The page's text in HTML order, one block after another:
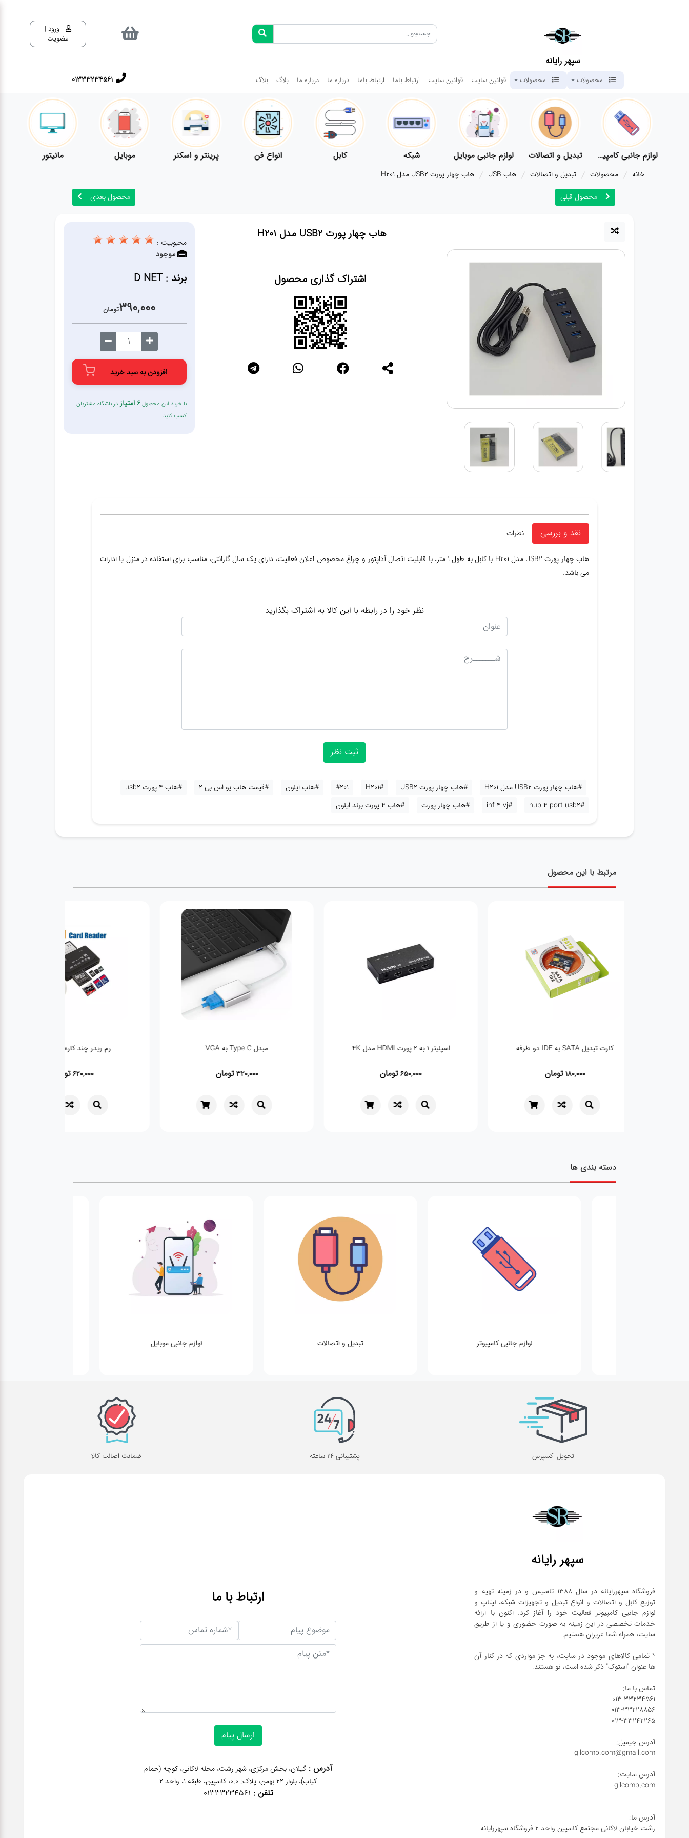
سپهر رایانه
ورود |
عضویت
محصولات محصولات قوانین سایت قوانین سایت ارتباط باما ارتباط باما درباره ما درباره ما بلاگ بلاگ 01333234561
لوازم جانبی کامپیوتر تبدیل و اتصالات لوازم جانبی موبایل شبکه کابل انواع فن پرینتر و اسکنر موبایل مانیتور
خانه محصولات تبدیل و اتصالات هاب USB
هاب چهار پورت USB2 مدل H201
محصول قبلی
محصول بعدی
هاب چهار پورت USB2 مدل H201
اشتراک گذاری محصول
محبوبیت :
موجود
برند : D NET
390,000تومان
افزودن به سبد خرید
با خرید این محصول6 امتیاز
در باشگاه مشتریان
کسب کنید
نقد و بررسی نظرات
هاب چهار پورت USB2 مدل H201 با کابل به طول 1 متر، با قابلیت اتصال آداپتور و چراغ مخصوص اعلان فعالیت، دارای یک سال گارانتی، مناسب برای استفاده در منزل یا ادارات
می باشد.
نظر خود را در رابطه با این کالا به اشتراک بگذارید
#هاب چهار پورت USB2 مدل H201 #هاب چهار پورت USB2 #H201
#201 #هاب ایلون #قیمت هاب یو اس بی 2
#هاب 4 پورت usb2
#hub 4 port usb2
#ihf 4 vj #هاب چهار پورت #هاب 4 پورت برند ایلون
مرتبط با این محصول
کارت تبدیل SATA به IDE دو طرفه
180,000تومان
اسپلیتر 1 به 2 پورت HDMI مدل 4K
650,000تومان
مبدل Type C به VGA
320,000تومان
رم ریدر چند کاره Hi-speed
620,000
دسته بندی ها
لوازم جانبی کامپیوتر تبدیل و اتصالات لوازم جانبی موبایل
تحویل اکسپرس پشتیبانی 24 ساعته ضمانت اصالت کالا
سپهر رایانه
فروشگاه سپهررایانه در سال 1388 تاسیس و در زمینه تهیه و
توزیع کابل و اتصالات و انواع تبدیل و تجهیزات شبکه، لپتاپ و
لوازم جانبی کامپیوتر فعالیت خود را آغاز کرد. اکنون با ارائه
خدمات تخصصی در این زمینه به صورت حضوری و یا از طریق
* تمامی کالاهای موجود در سایت، به جز مواردی که در کنار آن
gilcomp.com@gmail.com
gilcomp.com
ارتباط با ما
آدرس : گیلان، بخش مرکزی، شهر رشت، محله لاکانی، کوچه (حمام
کیاب)، بلوار 22 بهمن، پلاک: 0.0، کاسپین، طبقه 1، واحد 2
تلفن : 01333234561